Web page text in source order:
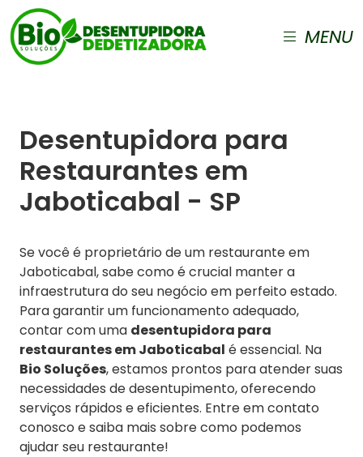
MENU
Desentupidora para
Restaurantes em
Jaboticabal - SP
Se você é proprietário de um restaurante em
Jaboticabal, sabe como é crucial manter a
infraestrutura do seu negócio em perfeito estado.
Para garantir um funcionamento adequado,
contar com uma desentupidora para
restaurantes em Jaboticabal é essencial. Na
Bio Soluções, estamos prontos para atender suas
necessidades de desentupimento, oferecendo
serviços rápidos e eficientes. Entre em contato
conosco e saiba mais sobre como podemos
ajudar seu restaurante!